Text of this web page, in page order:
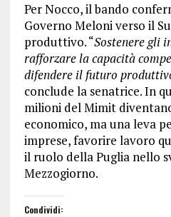
Per Nocco, il bando
Governo Meloni verso il
produttivo. “Sostenere gli
rafforzare la capacità
difendere il futuro
conclude la senatrice. In
milioni del Mimit
economico, ma una leva
imprese, favorire lavoro
il ruolo della Puglia nello
Mezzogiorno.
Condividi: